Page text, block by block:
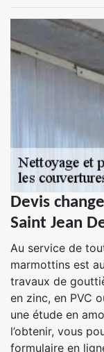
Devis
Saint Jean
Au service de
marmottins est
travaux de
en zinc, en PVC
une étude en
l’obtenir, vous
formulaire en